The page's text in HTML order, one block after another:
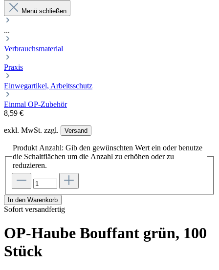
Menü schließen
...
Verbrauchsmaterial
Praxis
Einwegartikel, Arbeitsschutz
Einmal OP-Zubehör
8,59 €
exkl. MwSt. zzgl. Versand
Produkt Anzahl: Gib den gewünschten Wert ein oder benutze
die Schaltflächen um die Anzahl zu erhöhen oder zu
reduzieren.
In den Warenkorb
Sofort versandfertig
OP-Haube Bouffant grün, 100
Stück